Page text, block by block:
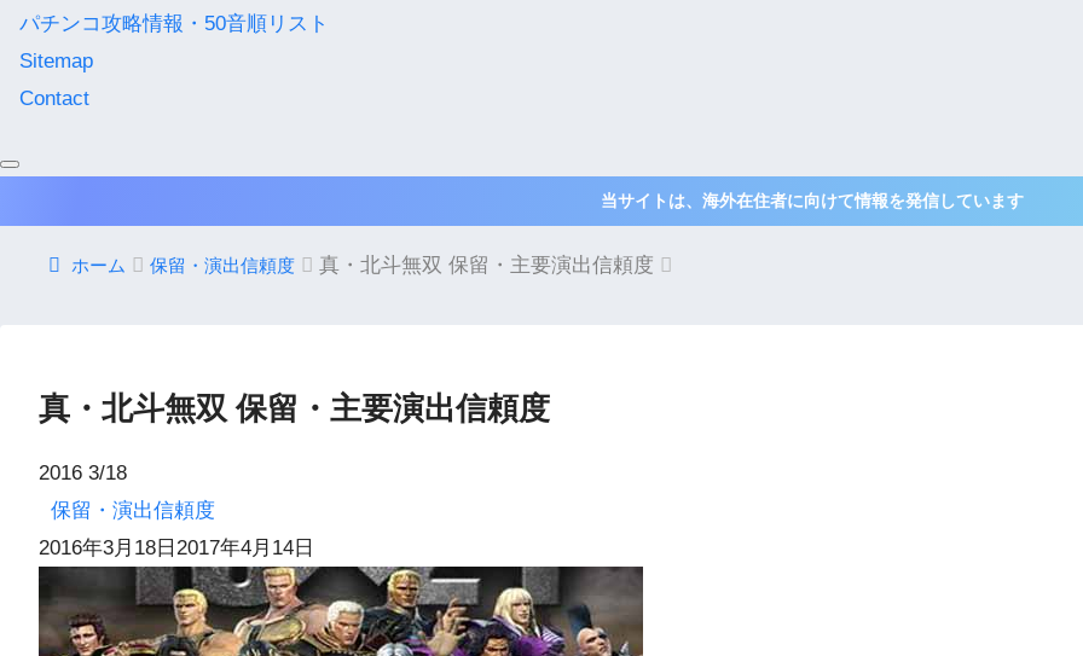
パチンコ攻略情報・50音順リスト
Sitemap
Contact
当サイトは、海外在住者に向けて情報を発信しています
ホーム 保留・演出信頼度 真・北斗無双 保留・主要演出信頼度
真・北斗無双 保留・主要演出信頼度
2016 3/18
保留・演出信頼度
2016年3月18日 2017年4月14日